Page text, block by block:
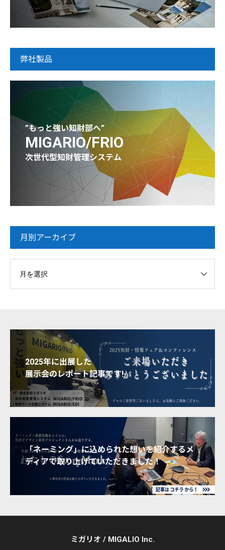
弊社製品
”もっと強い知財部へ”
MIGARIO/FRIO
次世代型知財管理システム
月別アーカイブ
2025年に出展した
展示会のレポート記事です!
「ネーミング」に込められた想いを紹介するメ
ディアで取り上げていただきました！
ミガリオ / MIGALIO Inc.